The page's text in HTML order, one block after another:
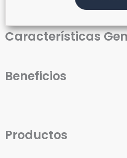
Características
Beneficios
Productos